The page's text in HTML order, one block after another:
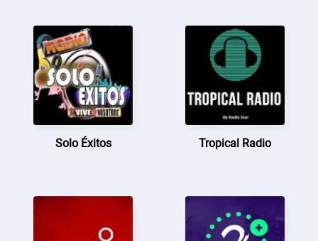
Solo Éxitos Tropical Radio